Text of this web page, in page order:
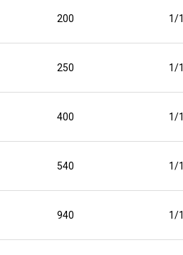
200 1/1
250 1/1
400 1/1
540 1/1
940 1/1